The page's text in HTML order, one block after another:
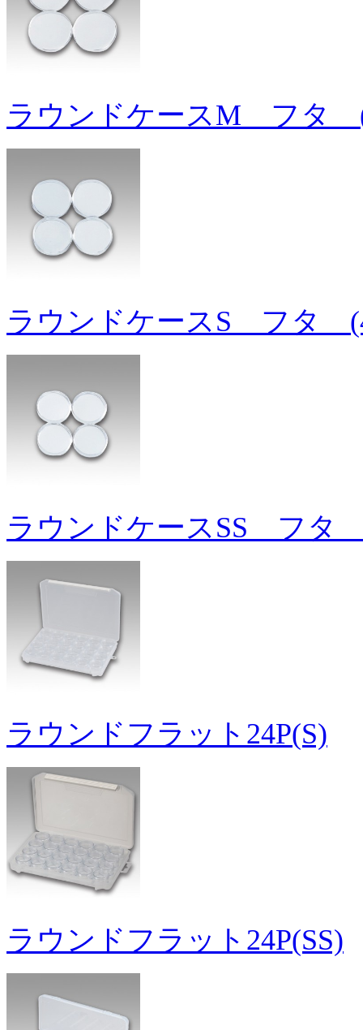
ラウンドケースM フタ
ラウンドケースS フタ
ラウンドケースSS フタ
ラウンドフラット24P(S)
ラウンドフラット24P(SS)